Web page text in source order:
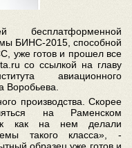
БИНС-2015, способной
уже готов и прошел все
со ссылкой на главу
авиационного
производства. Скорее
на Раменском
как на нем делали
такого класса», -